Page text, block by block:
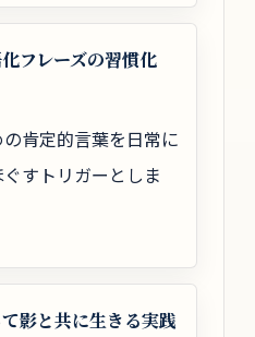
フレーズの習慣化
肯定的言葉を日常に
すトリガーとしま
影と共に生きる実践